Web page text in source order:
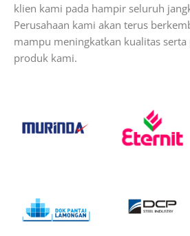
klien kami pada hampir seluruh
Perusahaan kami akan terus
mampu meningkatkan kualitas serta
produk kami.